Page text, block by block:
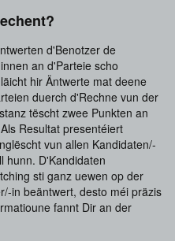
d'Benotzer de
an d'Parteie scho
hir Äntwerte mat deene
duerch d'Rechne vun der
tëscht zwee Punkten an
Resultat presentéiert
vun allen Kandidaten/-
hunn. D'Kandidaten
sti ganz uewen op der
in beäntwert, desto méi präzis
fannt Dir an der